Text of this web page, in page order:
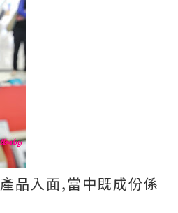
產品入面,當中既成份係